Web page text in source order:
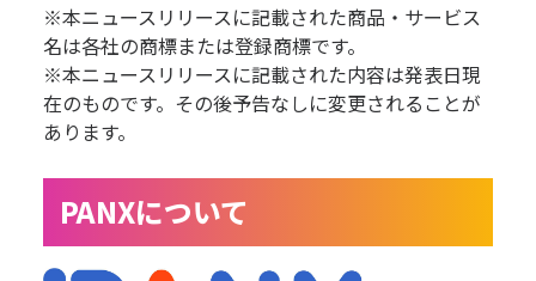
※本ニュースリリースに記載された商品・サービス
名は各社の商標または登録商標です。
※本ニュースリリースに記載された内容は発表日現
在のものです。その後予告なしに変更されることが
あります。
PANXについて